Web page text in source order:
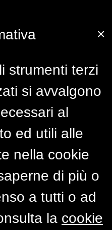
×
strumenti terzi
si avvalgono
al
ed utili alle
nella cookie
di più o
a tutti o ad
la cookie